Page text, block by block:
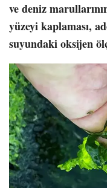
ve deniz
yüzeyi kaplaması,
suyundaki oksijen